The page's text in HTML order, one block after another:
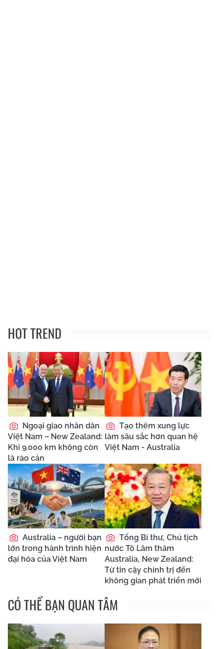
HOT TREND
Ngoại giao nhân dân
Việt Nam – New Zealand:
Khi 9.000 km không còn
là rào cản
Tạo thêm xung lực
làm sâu sắc hơn quan hệ
Việt Nam - Australia
Australia – người bạn
lớn trong hành trình hiện
đại hóa của Việt Nam
Tổng Bí thư, Chủ tịch
nước Tô Lâm thăm
Australia, New Zealand:
Từ tin cậy chính trị đến
không gian phát triển mới
CÓ THỂ BẠN QUAN TÂM